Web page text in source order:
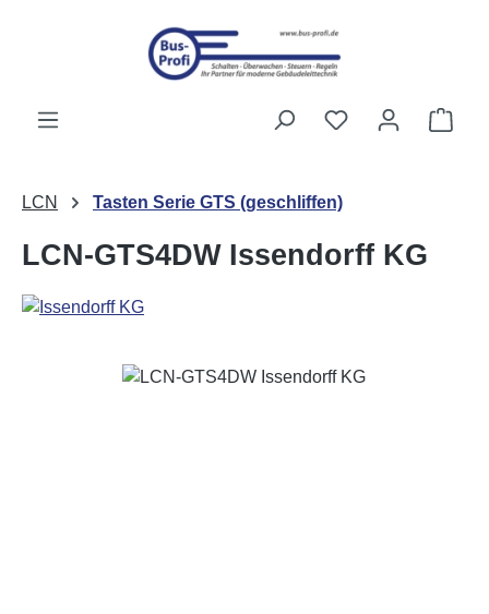
Zum Hauptinhalt springen
Du hast 0
LCN Tasten Serie GTS (geschliffen)
LCN-GTS4DW Issendorff KG
Bildergalerie überspringen